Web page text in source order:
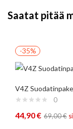
Saatat pitää
-35%
V4Z
0
44,90€ 69,00€